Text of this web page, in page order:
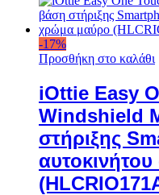
-17%
Προσθήκη στο καλάθι
iOttie Easy
Windshield
στήριξης